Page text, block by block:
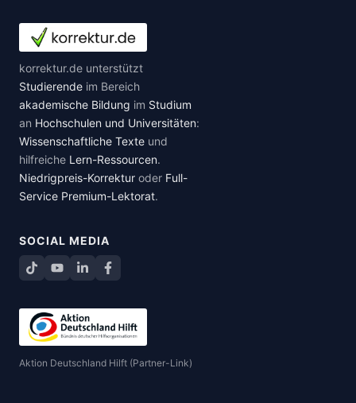
korrektur.de unterstützt
Studierende im Bereich
akademische Bildung im Studium
an Hochschulen und Universitäten:
Wissenschaftliche Texte und
hilfreiche Lern-Ressourcen.
Niedrigpreis-Korrektur oder Full-
Service Premium-Lektorat.
SOCIAL MEDIA
TikTokYouTube
LinkedInFacebook teilen
Aktion Deutschland Hilft (Partner-Link)